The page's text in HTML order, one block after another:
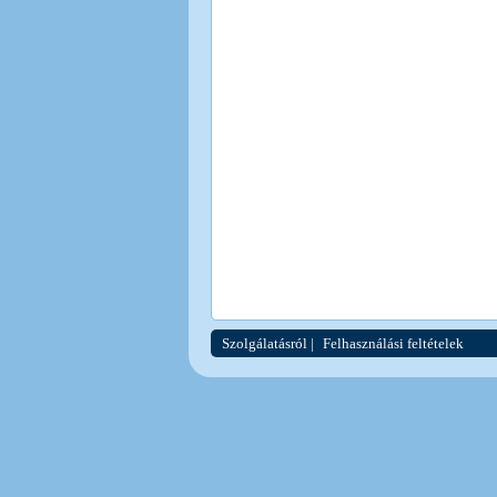
Szolgálatásról | Felhasználási feltételek